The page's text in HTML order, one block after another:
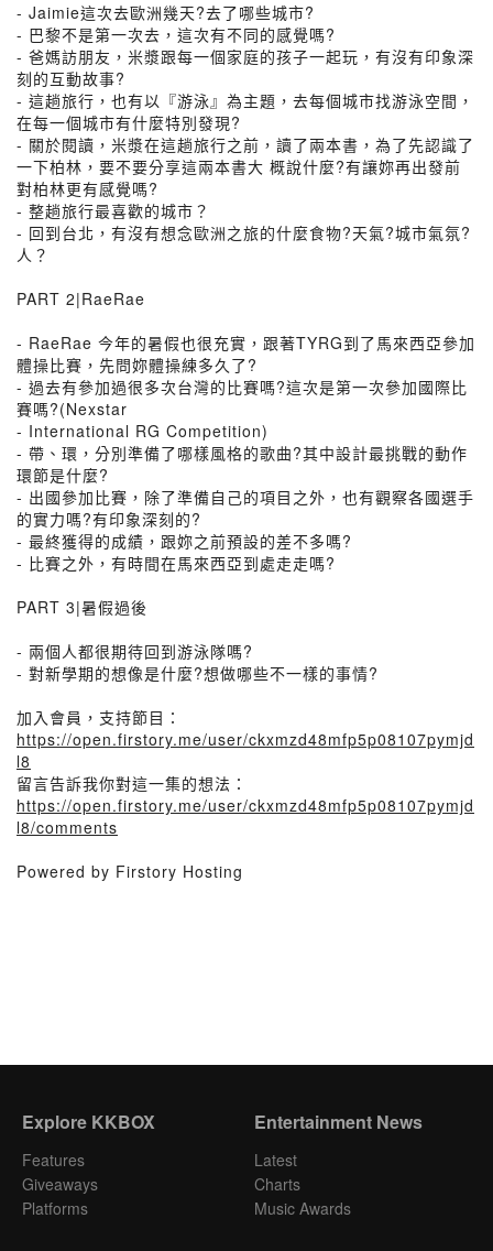
- Jaimie這次去歐洲幾天?去了哪些城市?
- 巴黎不是第一次去，這次有不同的感覺嗎?
- 爸媽訪朋友，米漿跟每一個家庭的孩子一起玩，有沒有印象深
刻的互動故事?
- 這趟旅行，也有以『游泳』為主題，去每個城市找游泳空間，
在每一個城市有什麼特別發現?
- 關於閱讀，米漿在這趟旅行之前，讀了兩本書，為了先認識了
一下柏林，要不要分享這兩本書大 概說什麼?有讓妳再出發前
對柏林更有感覺嗎?
- 整趟旅行最喜歡的城市？
- 回到台北，有沒有想念歐洲之旅的什麼食物?天氣?城市氣氛?
人？
PART 2|RaeRae
- RaeRae 今年的暑假也很充實，跟著TYRG到了馬來⻄亞參加
體操比賽，先問妳體操練多久了?
- 過去有參加過很多次台灣的比賽嗎?這次是第一次參加國際比
賽嗎?(Nexstar
- International RG Competition)
- 帶、環，分別準備了哪樣風格的歌曲?其中設計最挑戰的動作
環節是什麼?
- 出國參加比賽，除了準備自己的項目之外，也有觀察各國選手
的實力嗎?有印象深刻的?
- 最終獲得的成績，跟妳之前預設的差不多嗎?
- 比賽之外，有時間在馬來⻄亞到處走走嗎?
PART 3|暑假過後
- 兩個人都很期待回到游泳隊嗎?
- 對新學期的想像是什麼?想做哪些不一樣的事情?
加入會員，支持節目：
https://open.firstory.me/user/ckxmzd48mfp5p08107pymjd
l8
留言告訴我你對這一集的想法：
https://open.firstory.me/user/ckxmzd48mfp5p08107pymjd
l8/comments
Powered by Firstory Hosting
Explore KKBOX
Features
Giveaways
Platforms
Entertainment News
Latest
Charts
Music Awards